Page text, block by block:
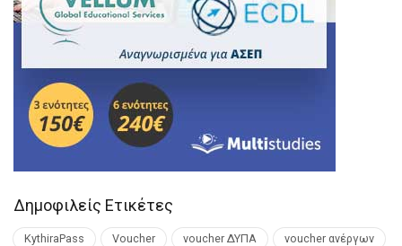
Δημοφιλείς Ετικέτες
KythiraPass Voucher voucher ΔΥΠΑ voucher ανέργων